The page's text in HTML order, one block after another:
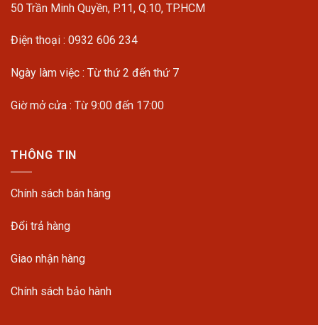
50 Trần Minh Quyền, P.11, Q.10, TP.HCM
Điện thoại : 0932 606 234
Ngày làm việc : Từ thứ 2 đến thứ 7
Giờ mở cửa : Từ 9:00 đến 17:00
THÔNG TIN
Chính sách bán hàng
Đổi trả hàng
Giao nhận hàng
Chính sách bảo hành